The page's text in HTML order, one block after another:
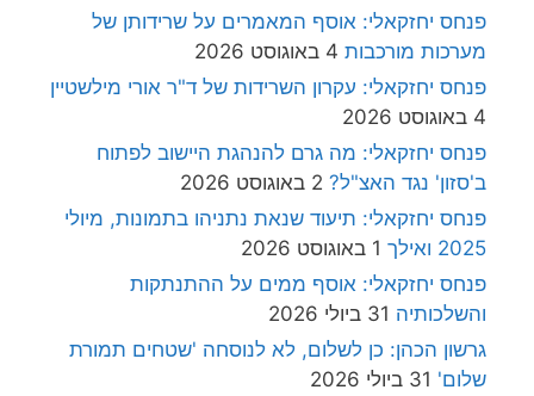
פנחס יחזקאלי: אוסף המאמרים על שרידותן של
מערכות מורכבות 4 באוגוסט 2026
פנחס יחזקאלי: עקרון השרידות של ד"ר אורי מילשטיין
4 באוגוסט 2026
פנחס יחזקאלי: מה גרם להנהגת היישוב לפתוח
ב'סזון' נגד האצ"ל? 2 באוגוסט 2026
פנחס יחזקאלי: תיעוד שנאת נתניהו בתמונות, מיולי
2025 ואילך
1 באוגוסט 2026
פנחס יחזקאלי: אוסף ממים על ההתנתקות
והשלכותיה 31 ביולי 2026
גרשון הכהן: כן לשלום, לא לנוסחה 'שטחים תמורת
שלום' 31 ביולי 2026